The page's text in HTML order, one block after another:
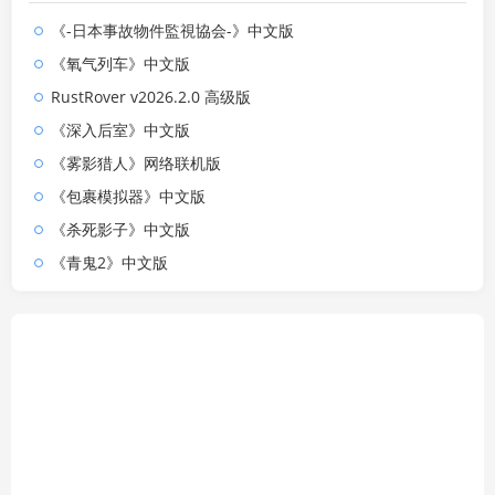
《-日本事故物件監視協会-》中文版
《氧气列车》中文版
RustRover v2026.2.0 高级版
《深入后室》中文版
《雾影猎人》网络联机版
《包裹模拟器》中文版
《杀死影子》中文版
《青鬼2》中文版